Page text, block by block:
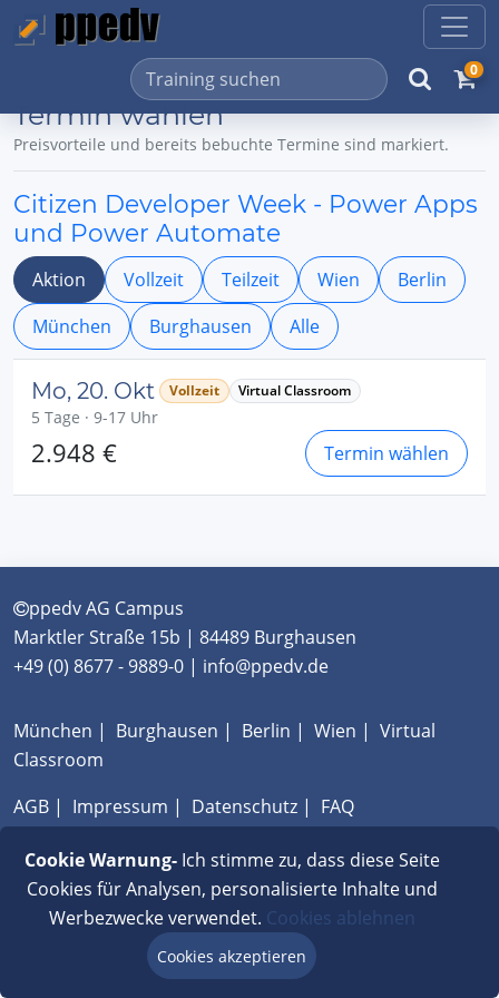
0
Termin wählen
Preisvorteile und bereits bebuchte Termine sind markiert.
Citizen Developer Week - Power Apps
und Power Automate
Aktion Vollzeit Teilzeit Wien
Berlin
München
Burghausen Alle
Mo, 20. Okt Vollzeit Virtual Classroom
5 Tage · 9-17 Uhr
2.948 € Termin wählen
ppedv AG Campus
Marktler Straße 15b | 84489 Burghausen
+49 (0) 8677 - 9889-0 | info@ppedv.de
München | Burghausen | Berlin | Wien | Virtual
Classroom
AGB | Impressum | Datenschutz | FAQ
Cookie Warnung-Ich stimme zu, dass diese Seite
Cookies für Analysen, personalisierte Inhalte und
Werbezwecke verwendet. Cookies ablehnen
Cookies akzeptieren